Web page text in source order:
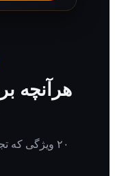
هرآنچه
۲۰ ویژگی که